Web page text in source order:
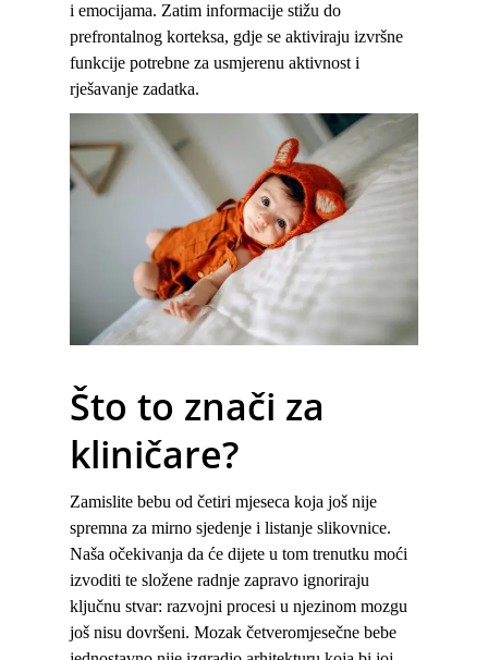
i emocijama. Zatim informacije stižu do
prefrontalnog korteksa, gdje se aktiviraju izvršne
funkcije potrebne za usmjerenu aktivnost i
rješavanje zadatka.
Što to znači za
kliničare?
Zamislite bebu od četiri mjeseca koja još nije
spremna za mirno sjedenje i listanje slikovnice.
Naša očekivanja da će dijete u tom trenutku moći
izvoditi te složene radnje zapravo ignoriraju
ključnu stvar: razvojni procesi u njezinom mozgu
još nisu dovršeni. Mozak četveromjesečne bebe